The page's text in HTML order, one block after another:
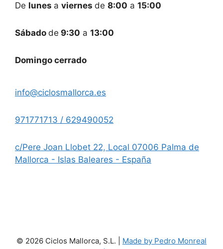
De lunes a viernes de 8:00 a 15:00
Sábado de 9:30 a 13:00
Domingo cerrado
info@ciclosmallorca.es
971771713 / 629490052
c/Pere Joan Llobet 22, Local 07006 Palma de
Mallorca - Islas Baleares - España
© 2026 Ciclos Mallorca, S.L. | Made by Pedro Monreal